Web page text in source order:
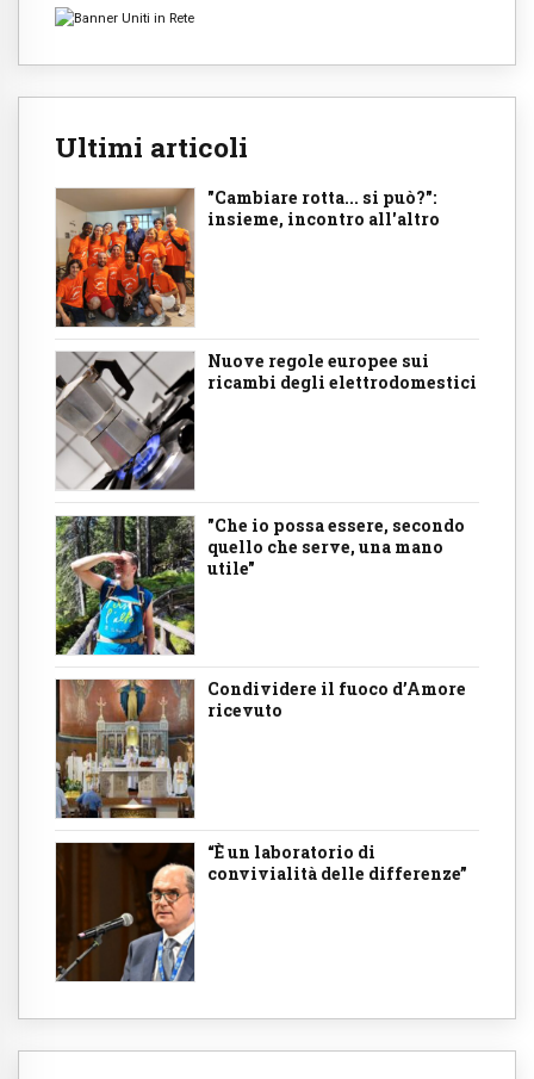
Ultimi articoli
"Cambiare rotta... si può?":
insieme, incontro all'altro
Nuove regole europee sui
ricambi degli elettrodomestici
"Che io possa essere, secondo
quello che serve, una mano
utile"
Condividere il fuoco d’Amore
ricevuto
“È un laboratorio di
convivialità delle differenze”